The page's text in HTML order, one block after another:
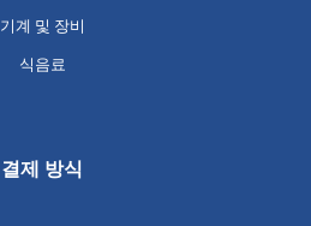
기계 및 장비
식음료
결제 방식